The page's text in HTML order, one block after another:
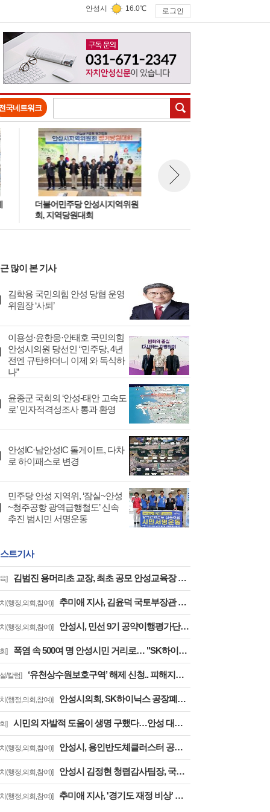
안성시 16.0℃ 로그인
국네트워크
더불어민주당 안성시지역위원
회, 지역당원대회
많이 본 기사
김학용 국민의힘 안성 당협 운영
위원장 ‘사퇴’
이용성·윤한웅·안태호 국민의힘
안성시의원 당선인 “민주당, 4년
전엔 규탄하더니 이제 와 독식하
나”
윤종군 국회의 ‘안성-태안 고속도
로’ 민자적격성조사 통과 환영
안성IC·남안성IC 톨게이트, 다차
로 하이패스로 변경
민주당 안성 지역위, ‘잠실~안성
~청주공항 광역급행철도’ 신속
추진 범시민 서명운동
트기사
] 김범진 용머리초 교장, 최초 공모 안성교육장 확정.. 경기도교육청, 전국 최초 지역추천 교육장 공모 첫 결실
(행정,의회,참여)] 추미애 지사, 김윤덕 국토부장관 만나 경기남부광역철도 등 40개 사업 국가철도망 반영 요청
(행정,의회,참여)] 안성시, 민선 9기 공약이행평가단 출범…시민과 함께하는 공약
] 폭염 속 500여 명 안성시민 거리로… "SK하이닉스 폐수·송전선로·온실가스 대책 마련하라"
/칼럼] ‘유천상수원보호구역’ 해제 신청.. 피해지역 안성시도 가능 ‘명문화’ ..‘상수원관리규칙 개정’을 환영한다
(행정,의회,참여)] 안성시의회, SK하이닉스 공장폐수 고삼호수 직방류 결사반대 결의대회 참석
] 시민의 자발적 도움이 생명 구했다…안성 대덕면 낭떠러지 위 1톤 트럭 운전자 안전 구조
(행정,의회,참여)] 안성시, 용인반도체클러스터 공업용수 방류 계획 '제동'.. "안전대책 없는 시운전 안 된다"…용인시에 공식 보류 요청
(행정,의회,참여)] 안성시 김정현 청렴감사팀장, 국민권익위 ‘청렴교육 전문강사’ 최종 합격
(행정,의회,참여)] 추미애 지사, '경기도 재정 비상' 공식 선언